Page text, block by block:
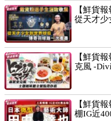
【鮮貨
從天才
【鮮貨
克風 -
【鮮貨
棚IG近